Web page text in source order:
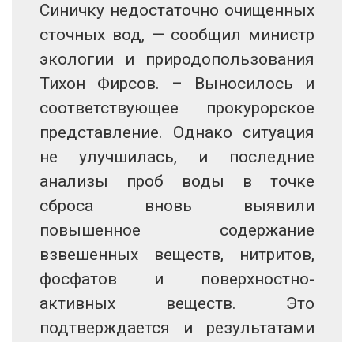
Синичку недостаточно очищенных
сточных вод, — сообщил министр
экологии и природопользования
Тихон Фирсов. – Выносилось и
соответствующее прокурорское
представление. Однако ситуация
не улучшилась, и последние
анализы проб воды в точке
сброса вновь выявили
повышенное содержание
взвешенных веществ, нитритов,
фосфатов и поверхностно-
активных веществ. Это
подтверждается и результатами